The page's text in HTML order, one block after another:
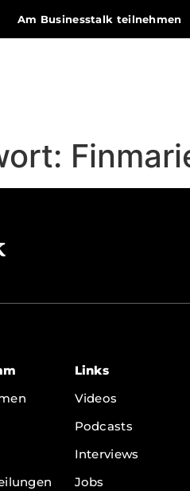
Am Businesstalk teilnehmen
Links
Videos
Podcasts
Interviews
Jobs